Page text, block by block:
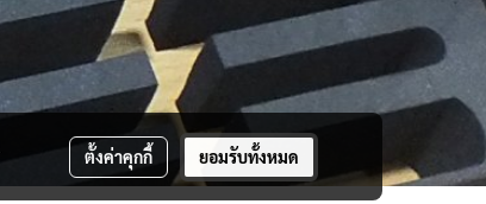
ตั้งค่าคุกกี้ ยอมรับทั้งหมด